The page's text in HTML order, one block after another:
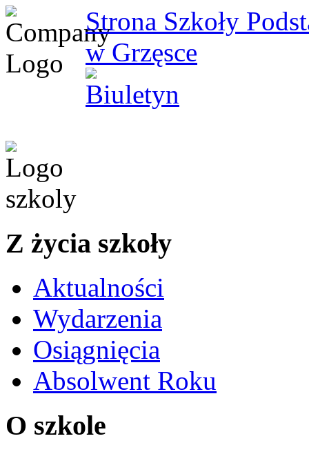
Strona Szkoły
w Grzęsce
Z życia szkoły
Aktualności
Wydarzenia
Osiągnięcia
Absolwent Roku
O szkole